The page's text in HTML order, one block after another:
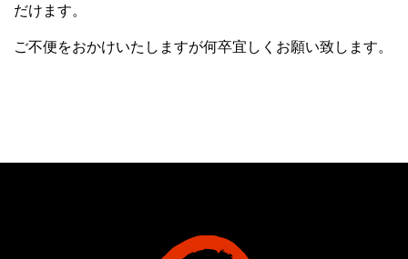
だけます。
ご不便をおかけいたしますが何卒宜しくお願い致します。